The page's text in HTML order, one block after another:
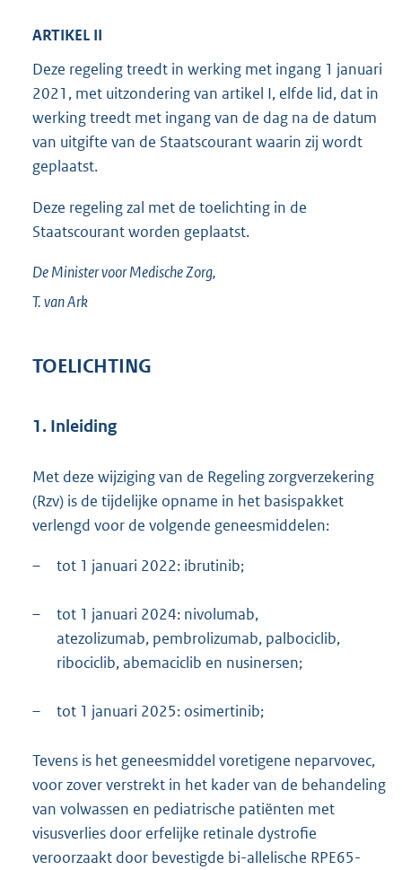
ARTIKEL II
Deze regeling treedt in werking met ingang 1 januari
2021, met uitzondering van artikel I, elfde lid, dat in
werking treedt met ingang van de dag na de datum
van uitgifte van de Staatscourant waarin zij wordt
geplaatst.
Deze regeling zal met de toelichting in de
Staatscourant worden geplaatst.
De Minister voor Medische Zorg,
T. vanArk
TOELICHTING
1. Inleiding
Met deze wijziging van de Regeling zorgverzekering
(Rzv) is de tijdelijke opname in het basispakket
verlengd voor de volgende geneesmiddelen:
– tot 1 januari 2022: ibrutinib;
–
tot 1 januari 2024: nivolumab,
atezolizumab, pembrolizumab, palbociclib,
ribociclib, abemaciclib en nusinersen;
– tot 1 januari 2025: osimertinib;
Tevens is het geneesmiddel voretigene neparvovec,
voor zover verstrekt in het kader van de behandeling
van volwassen en pediatrische patiënten met
visusverlies door erfelijke retinale dystrofie
veroorzaakt door bevestigde bi-allelische RPE65-